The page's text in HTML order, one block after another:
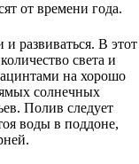
от времени года.
развиваться. В этот
света и
на хорошо
солнечных
Полив следует
воды в поддоне,